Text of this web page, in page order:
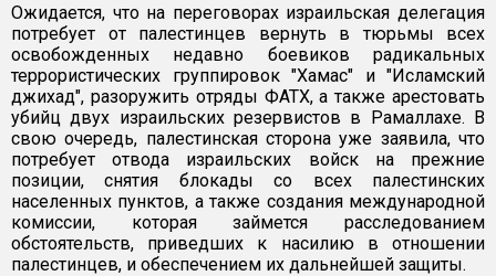
Ожидается, что на переговорах израильская делегация
потребует от палестинцев вернуть в тюрьмы всех
освобожденных недавно боевиков радикальных
террористических группировок "Хамас" и "Исламский
джихад", разоружить отряды ФАТХ, а также арестовать
убийц двух израильских резервистов в Рамаллахе. В
свою очередь, палестинская сторона уже заявила, что
потребует отвода израильских войск на прежние
позиции, снятия блокады со всех палестинских
населенных пунктов, а также создания международной
комиссии, которая займется расследованием
обстоятельств, приведших к насилию в отношении
палестинцев, и обеспечением их дальнейшей защиты.